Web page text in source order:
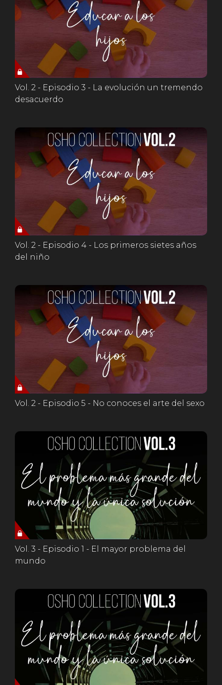
Vol. 2 - Episodio 3 - La evolución un tremendo
desacuerdo
Vol. 2 - Episodio 4 - Los primeros sietes años
del niño
Vol. 2 - Episodio 5 - No conoces el arte del sexo
Vol. 3 - Episodio 1 - El mayor problema del
mundo